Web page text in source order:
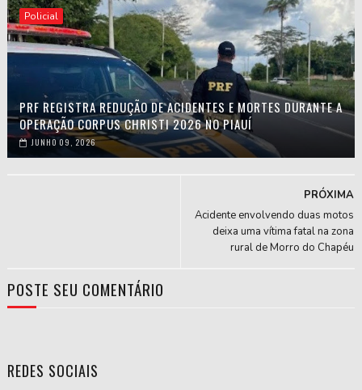
Policial
PRF REGISTRA REDUÇÃO DE ACIDENTES E MORTES DURANTE A
OPERAÇÃO CORPUS CHRISTI 2026 NO PIAUÍ
JUNHO 09, 2026
PRÓXIMA
Acidente envolvendo duas motos
deixa uma vítima fatal na zona
rural de Morro do Chapéu
POSTE SEU COMENTÁRIO
REDES SOCIAIS